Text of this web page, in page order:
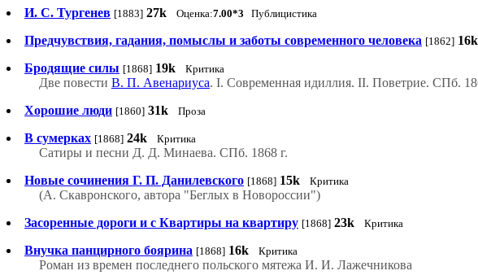
И. С. Тургенев [1883] 27k Оценка:7.00*3 Публицистика
Предчувствия, гадания, помыслы и заботы современного человека [1862] 16k
Бродящие силы [1868] 19k Критика
Две повести В. П. Авенариуса. I. Современная идиллия. II. Поветрие. СПб.
Хорошие люди [1860] 31k Проза
В сумерках [1868] 24k Критика
Сатиры и песни Д. Д. Минаева. СПб. 1868 г.
Новые сочинения Г. П. Данилевского [1868] 15k Критика
(А. Скавронского, автора "Беглых в Новороссии")
Засоренные дороги и с Квартиры на квартиру [1868] 23k Критика
Внучка панцирного боярина [1868] 16k Критика
Роман из времен последнего польского мятежа И. И. Лажечникова